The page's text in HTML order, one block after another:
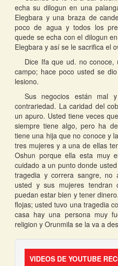
echa su dilogun en una
Elegbara y una braza de
poco de agua y todos los
quede se echa con el dilogun
Elegbara y así se le sacrifica el
Dice Ifa que ud. no
campo; hace poco usted se
lesiono.
Sus negocios están mal
contrariedad. La caridad del
un apuro. Usted tiene veces
siempre tiene algo, pero ha
tiene una hija que no conoce y
tres mujeres y a una de ellas
Oshun porque ella esta muy
cuidado a un punto donde
tragedia y correra sangre, no
usted y sus mujeres
puedan estar bien y tener
flojas; usted tuvo una tragedia
casa hay una persona muy
religion y Orunmila se la va a
VIDEOS DE YOUTUBE